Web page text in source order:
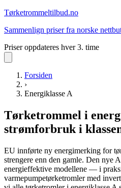
Tørketrommeltilbud.no
Sammenlign priser fra norske
Priser oppdateres hver 3. time
Forsiden
›
Energiklasse A
Tørketrommel i
strømforbruk i
EU innførte ny energimerking for
strengere enn den gamle. Den nye
energieffektive modellene — i
varmepumpetørketromler med